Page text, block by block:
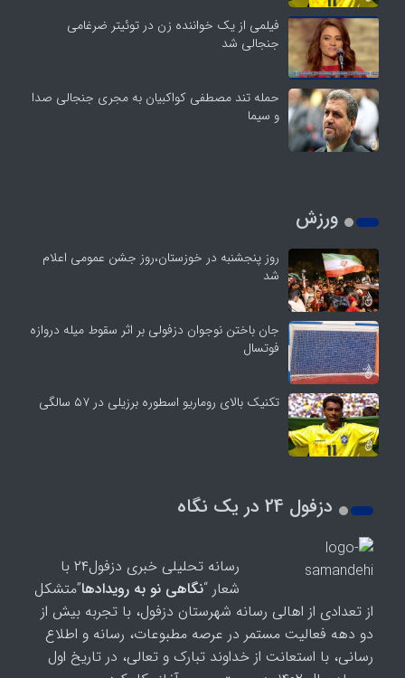
فیلمی از یک خواننده زن در توئیتر ضرغامی
جنجالی شد
حمله تند مصطفی کواکبیان به مجری جنجالی صدا
و سیما
ورزش
روز پنجشنبه در خوزستان،روز جشن عمومی اعلام
شد
جان باختن نوجوان دزفولی بر اثر سقوط میله دروازه
فوتسال
تکنیک بالای روماریو اسطوره برزیلی در ۵۷ سالگی
دزفول 24 در یک نگاه
رسانه تحلیلی خبری دزفول۲۴ با
شعار “نگاهی نو به رویدادها”متشکل
از تعدادی از اهالی رسانه شهرستان دزفول، با تجربه بیش از
دو دهه فعالیت مستمر در عرصه مطبوعات، رسانه و اطلاع
رسانی، با استعانت از خداوند تبارک و تعالی، در تاریخ اول